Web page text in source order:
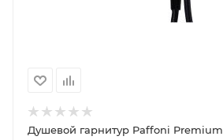
Душевой гарнитур Paffoni